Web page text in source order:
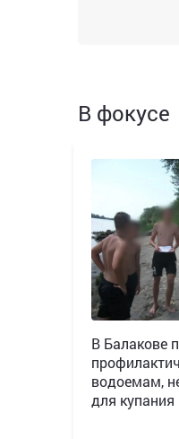
В фокусе
В Балакове
водоемам,
для купания